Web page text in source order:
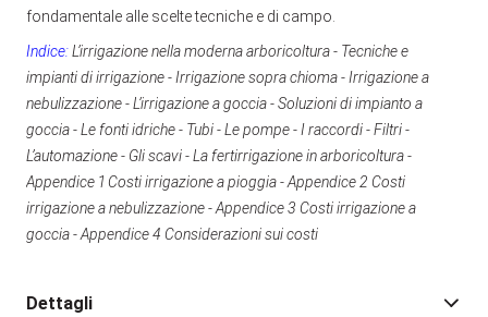
fondamentale alle scelte tecniche e di campo.
Indice:L’irrigazione nella moderna arboricoltura - Tecniche e
impianti di irrigazione - Irrigazione sopra chioma - Irrigazione a
nebulizzazione - L’irrigazione a goccia - Soluzioni di impianto a
goccia - Le fonti idriche - Tubi - Le pompe - I raccordi - Filtri -
L’automazione - Gli scavi - La fertirrigazione in arboricoltura -
Appendice 1 Costi irrigazione a pioggia - Appendice 2 Costi
irrigazione a nebulizzazione - Appendice 3 Costi irrigazione a
goccia - Appendice 4 Considerazioni sui costi
Dettagli